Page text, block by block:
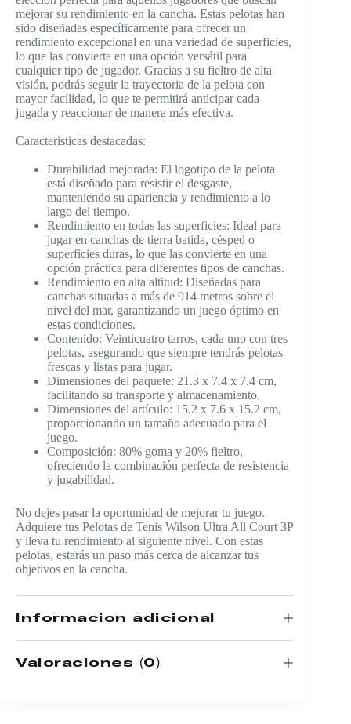
mejorar su rendimiento en la cancha. Estas pelotas han
sido diseñadas específicamente para ofrecer un
rendimiento excepcional en una variedad de superficies,
lo que las convierte en una opción versátil para
cualquier tipo de jugador. Gracias a su fieltro de alta
visión, podrás seguir la trayectoria de la pelota con
mayor facilidad, lo que te permitirá anticipar cada
jugada y reaccionar de manera más efectiva.
Características destacadas:
Durabilidad mejorada: El logotipo de la pelota
está diseñado para resistir el desgaste,
manteniendo su apariencia y rendimiento a lo
largo del tiempo.
Rendimiento en todas las superficies: Ideal para
jugar en canchas de tierra batida, césped o
superficies duras, lo que las convierte en una
opción práctica para diferentes tipos de canchas.
Rendimiento en alta altitud: Diseñadas para
canchas situadas a más de 914 metros sobre el
nivel del mar, garantizando un juego óptimo en
estas condiciones.
Contenido: Veinticuatro tarros, cada uno con tres
pelotas, asegurando que siempre tendrás pelotas
frescas y listas para jugar.
Dimensiones del paquete: 21.3 x 7.4 x 7.4 cm,
facilitando su transporte y almacenamiento.
Dimensiones del artículo: 15.2 x 7.6 x 15.2 cm,
proporcionando un tamaño adecuado para el
juego.
Composición: 80% goma y 20% fieltro,
ofreciendo la combinación perfecta de resistencia
y jugabilidad.
No dejes pasar la oportunidad de mejorar tu juego.
Adquiere tus Pelotas de Tenis Wilson Ultra All Court 3P
y lleva tu rendimiento al siguiente nivel. Con estas
pelotas, estarás un paso más cerca de alcanzar tus
objetivos en la cancha.
Información adicional
Valoraciones (0)